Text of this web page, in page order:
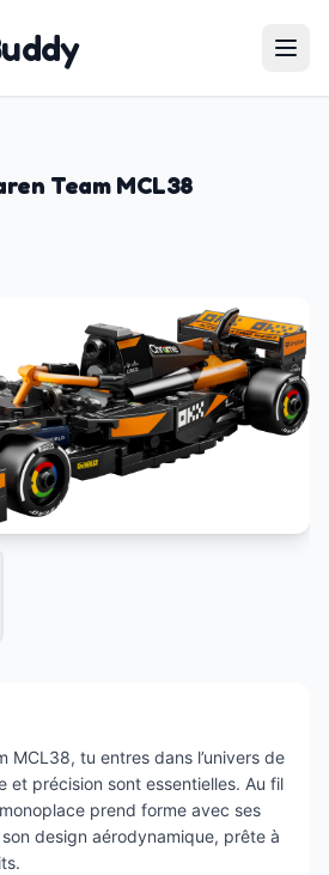
Team MCL38
MCL38, tu entres dans l’univers de
et précision sont essentielles. Au fil
prend forme avec ses
design aérodynamique, prête à